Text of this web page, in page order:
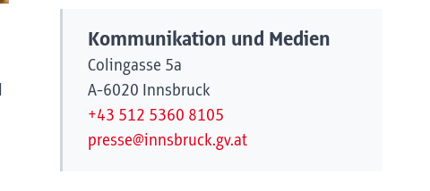
Kommunikation und Medien
Colingasse 5a
A-6020 Innsbruck
+43 512 5360 8105
presse@innsbruck.gv.at